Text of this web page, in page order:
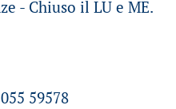
- Chiuso il LU e ME.
59578